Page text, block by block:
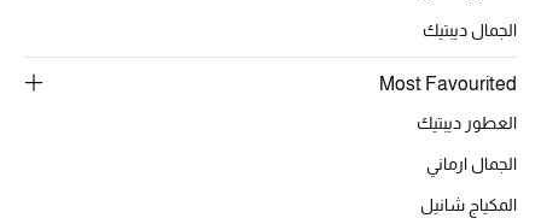
الحب للمحلي
الملابس الرياضية النسائية
الجمال ديبتيك
Most Favourited
العطور ديبتيك
الجمال ارماني
المكياج شانيل